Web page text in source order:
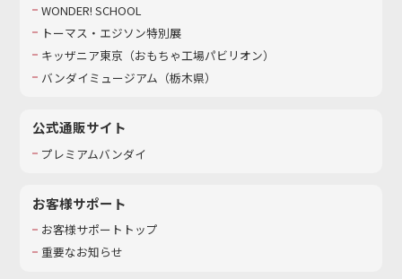
WONDER! SCHOOL
トーマス・エジソン特別展
キッザニア東京（おもちゃ工場パビリオン）​
バンダイミュージアム（栃木県）
公式通販サイト
プレミアムバンダイ
お客様サポート
お客様サポートトップ
重要なお知らせ